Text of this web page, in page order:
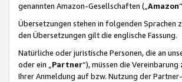
genannten Amazon-Gesellschaften („Amazon
Übersetzungen stehen in folgenden Sprachen
den Übersetzungen gilt die englische Fassung.
Natürliche oder juristische Personen, die an
oder ein „Partner“), müssen die
Ihrer Anmeldung auf bzw. Nutzung der